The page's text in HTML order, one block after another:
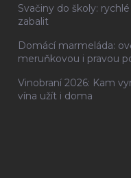
Svačiny do školy:
zabalit
Domácí marmeláda:
meruňkovou i pravou
Vinobraní 2026: Kam
vína užít i doma